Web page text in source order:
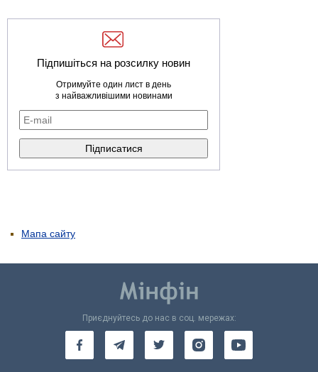
Підпишіться на розсилку новин
Отримуйте один лист в день
з найважливішими новинами
Мапа сайту
Приєднуйтесь до нас в соц. мережах: